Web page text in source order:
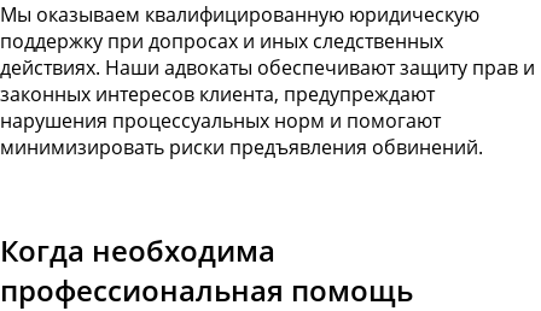
Мы оказываем квалифицированную юридическую
поддержку при допросах и иных следственных
действиях. Наши адвокаты обеспечивают защиту прав и
законных интересов клиента, предупреждают
нарушения процессуальных норм и помогают
минимизировать риски предъявления обвинений.
Когда необходима
профессиональная помощь